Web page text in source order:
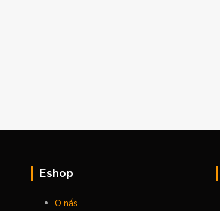
Eshop
O nás